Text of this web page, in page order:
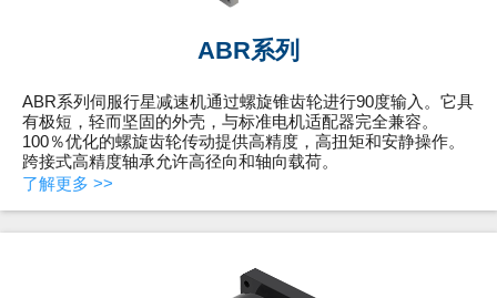
ABR系列
ABR系列伺服行星减速机通过螺旋锥齿轮进行90度输入。它具
有极短，轻而坚固的外壳，与标准电机适配器完全兼容。
100％优化的螺旋齿轮传动提供高精度，高扭矩和安静操作。
跨接式高精度轴承允许高径向和轴向载荷。
了解更多 >>